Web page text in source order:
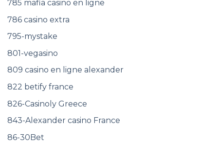
785 mafia casino en ligne
786 casino extra
795-mystake
801-vegasino
809 casino en ligne alexander
822 betify france
826-Casinoly Greece
843-Alexander casino France
86-30Bet